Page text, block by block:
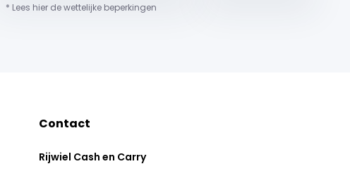
* Lees hier de wettelijke beperkingen
Contact
Rijwiel Cash en Carry